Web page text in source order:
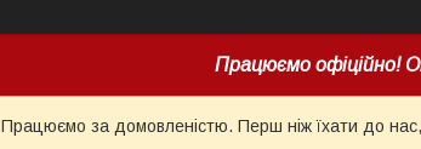
Працюємо офіційно!
Працюємо за домовленістю. Перш ніж їхати до